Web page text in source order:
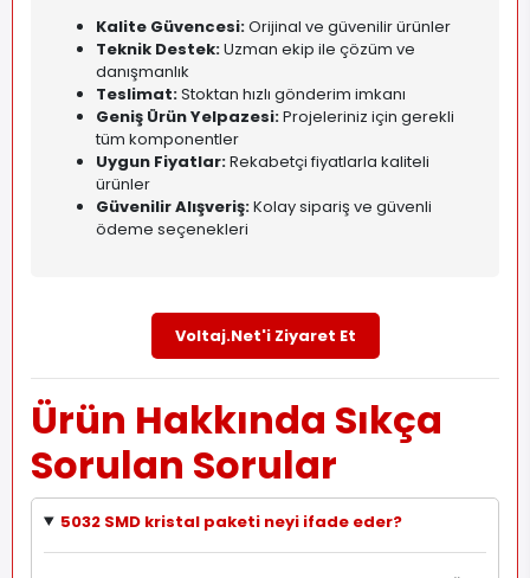
Kalite Güvencesi:Orijinal ve güvenilir ürünler
Teknik Destek:Uzman ekip ile çözüm ve
danışmanlık
Teslimat:Stoktan hızlı gönderim imkanı
Geniş Ürün Yelpazesi:Projeleriniz için gerekli
tüm komponentler
Uygun Fiyatlar:Rekabetçi fiyatlarla kaliteli
ürünler
Güvenilir Alışveriş:Kolay sipariş ve güvenli
ödeme seçenekleri
Voltaj.Net'i Ziyaret Et
Ürün Hakkında Sıkça
Sorulan Sorular
5032 SMD kristal paketi neyi ifade eder?